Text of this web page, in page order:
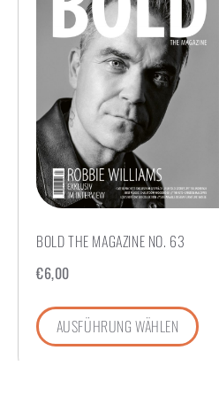
BOLD THE MAGAZINE NO. 63
€6,00
AUSFÜHRUNG WÄHLEN